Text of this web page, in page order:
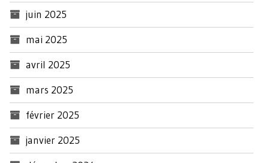
juin 2025
mai 2025
avril 2025
mars 2025
février 2025
janvier 2025